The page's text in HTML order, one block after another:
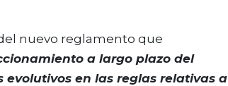
nuevo reglamento que
a largo plazo del
en las reglas relativas a